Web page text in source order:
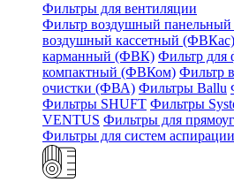
Фильтры для вентиляции
Фильтр воздушный
воздушный кассетный (ФВКас)
карманный (ФВК) Фильтр
компактный (ФВКом) Фильтр
очистки (ФВА) Фильтры Ballu
Фильтры SHUFT Фильтры
VENTUS Фильтры для
Фильтры для систем аспирации